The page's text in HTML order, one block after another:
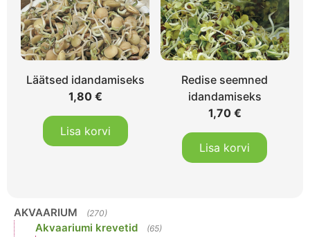
Läätsed idandamiseks
1,80 €
Lisa korvi
Redise seemned
idandamiseks
1,70 €
Lisa korvi
AKVAARIUM (270)
Akvaariumi krevetid (65)